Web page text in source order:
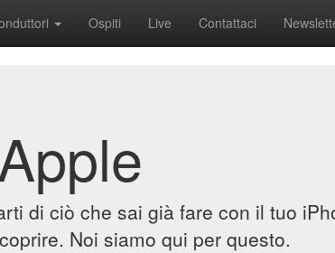
Ospiti Live Contattaci
di ciò che sai già fare con il tuo
Noi siamo qui per questo.